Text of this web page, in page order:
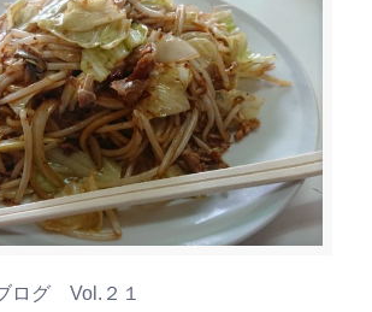
ログ Vol.２１